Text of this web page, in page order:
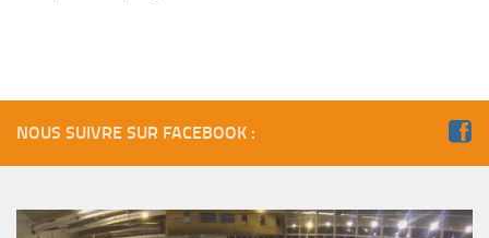
Sorties 2024
Sorties 2023
NOUS SUIVRE SUR FACEBOOK :